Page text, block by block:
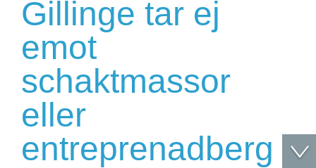
Gillinge tar ej
emot
schaktmassor
eller
entreprenadberg